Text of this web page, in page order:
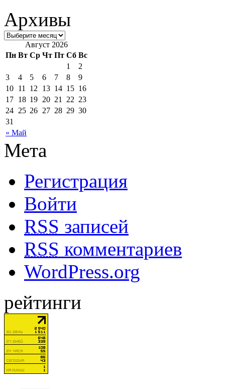
Архивы
Август 2026
Пн Вт Ср Чт Пт Сб Вс
« Май
1
2
3
4 5 6 7 8
9
10 11 12 13 14 15 16
17 18 19 20 21 22 23
24 25 26 27 28 29 30
31
Мета
Регистрация
Войти
RSS записей
RSS комментариев
WordPress.org
рейтинги